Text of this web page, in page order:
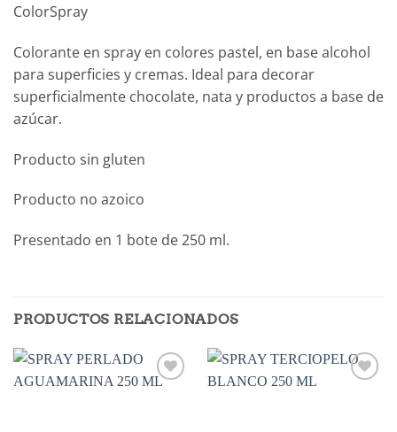
ColorSpray
Colorante en spray en colores pastel, en base alcohol
para superficies y cremas. Ideal para decorar
superficialmente chocolate, nata y productos a base de
azúcar.
Producto sin gluten
Producto no azoico
Presentado en 1 bote de 250 ml.
PRODUCTOS RELACIONADOS